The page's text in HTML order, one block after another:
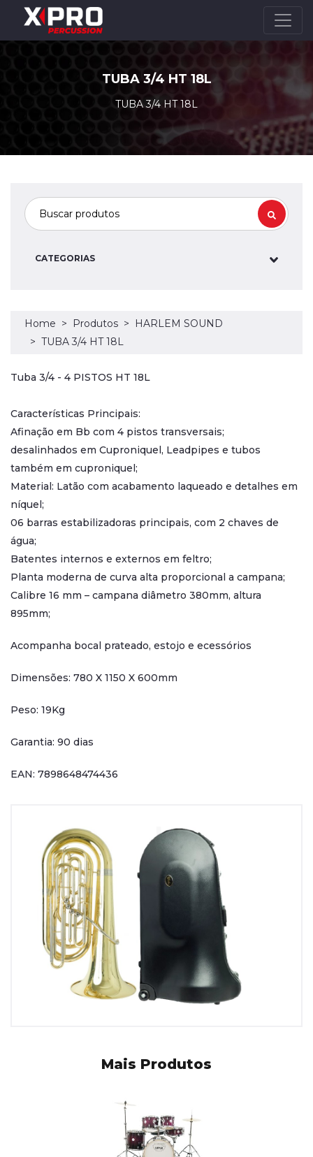
TUBA 3/4 HT 18L
TUBA 3/4 HT 18L
CATEGORIAS
Home Produtos
HARLEM SOUND
TUBA 3/4 HT 18L
Tuba 3/4 - 4 PISTOS HT 18L
Características Principais:
Afinação em Bb com 4 pistos transversais;
desalinhados em Cuproniquel, Leadpipes e tubos
também em cuproniquel;
Material: Latão com acabamento laqueado e detalhes em
níquel;
06 barras estabilizadoras principais, com 2 chaves de
água;
Batentes internos e externos em feltro;
Planta moderna de curva alta proporcional a campana;
Calibre 16 mm – campana diâmetro 380mm, altura
895mm;
Acompanha bocal prateado, estojo e ecessórios
Dimensões: 780 X 1150 X 600mm
Peso: 19Kg
Garantia: 90 dias
EAN: 7898648474436
Mais Produtos